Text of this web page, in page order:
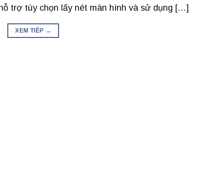
trợ tùy chọn lấy nét màn hình và sử dụng […]
XEM TIẾP →